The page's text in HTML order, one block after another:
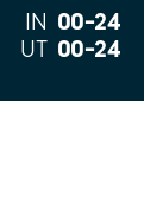
IN 00–24
UT 00–24